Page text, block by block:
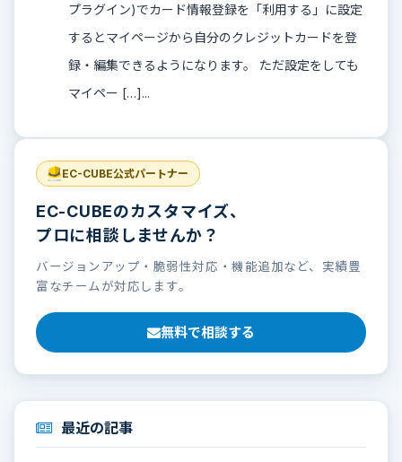
プラグイン)でカード情報登録を「利用する」に設定
するとマイページから自分のクレジットカードを登
録・編集できるようになります。 ただ設定をしても
マイペー […]...
EC-CUBE公式パートナー
EC-CUBEのカスタマイズ、
プロに相談しませんか？
バージョンアップ・脆弱性対応・機能追加など、実績豊
富なチームが対応します。
無料で相談する
最近の記事